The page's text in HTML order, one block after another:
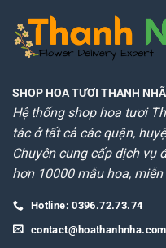
SHOP HOA TƯƠI THANH NHÃ
Hệ thống shop hoa tươi
tác ở tất cả các quận,
Chuyên cung cấp dịch vụ
hơn 10000 mẫu hoa,
Hotline: 0396.72.73.74
contact@hoathanhnha.com